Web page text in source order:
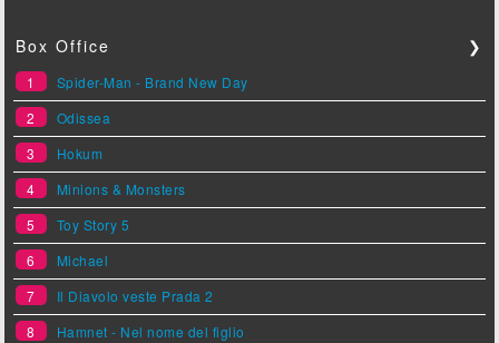
Box Office ❯
1
Spider-Man - Brand New Day
2
Odissea
3
Hokum
4
Minions & Monsters
5
Toy Story 5
6
Michael
7
Il Diavolo veste Prada 2
8
Hamnet - Nel nome del figlio